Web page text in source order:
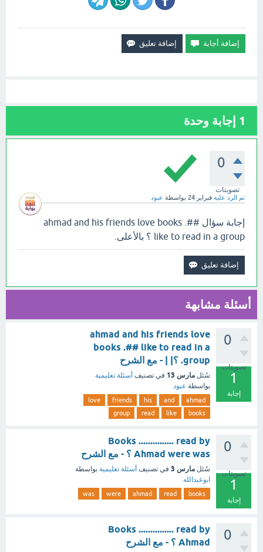
1 إجابة وحدة
0
تصويتات
تم الرد عليه فبراير 24 بواسطة عبود
إجابة سؤال ahmad and his friends love books .##
like to read in a group ؟ بالأعلى.
أسئلة مشابهة
0
تصويتات
1
إجابة
ahmad and his friends love
books .## like to read in a
group. ؟| | - مع الشرح
سُئل مارس 13 في تصنيف أسئلة تعليمية
بواسطة عبود
ahmad
and
his
friends
love
books
like
read
group
0
تصويتات
1
إجابة
Books ............... read by
Ahmad were was ؟ - مع الشرح
سُئل مارس 3 في تصنيف أسئلة تعليمية بواسطة
ابوعبدالله
books
read
ahmad
were
was
0
Books ............... read by
Ahmad ؟ - مع الشرح